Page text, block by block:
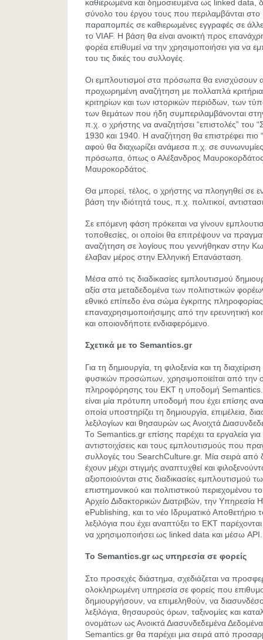
καθιερωμένα και δημοσιευμένα ως linked data,
σύνολο του έργου τους που περιλαμβάνται
παραπομπές σε καθιερωμένες εγγραφές σε
το VIAF. Η βάση θα είναι ανοικτή προς
φορέα επιθυμεί να την χρησιμοποιήσει για να
του τις δικές του συλλογές.
Οι εμπλουτισμοί στα πρόσωπα θα ενισχύσουν
προχωρημένη αναζήτηση με πολλαπλά
κριτηρίων και των ιστορικών περιόδων, των
των θεμάτων που ήδη συμπεριλαμβάνονται
π.χ. ο χρήστης να αναζητήσει “επιστολές” του
1930 και 1940. Η αναζήτηση θα επιστρέφει πιο
αφού θα διαχωρίζει ανάμεσα π.χ. σε
πρόσωπα, όπως ο Αλέξανδρος Μαυροκορδάτος
Μαυροκορδάτος.
Θα μπορεί, τέλος, ο χρήστης να πλοηγηθεί σε
βάση την ιδιότητά τους, π.χ. πολιτικοί,
Σε επόμενη φάση πρόκειται να γίνουν
τοποθεσίες, οι οποίοι θα επιτρέψουν να
αναζήτηση σε λογίους που γεννήθηκαν στην
έλαβαν μέρος στην Ελληνική Επανάσταση.
Μέσα από τις διαδικασίες εμπλουτισμού
αξία στα μεταδεδομένα των πολιτιστικών
εθνικό επίπεδο ένα σώμα έγκριτης πληροφορίας
επαναχρησιμοποιήσιμης από την ερευνητική
και οποιονδήποτε ενδιαφερόμενο.
Σχετικά με το Semantics.gr
Για τη δημιουργία, τη φιλοξενία και τη
φυσικών προσώπων, χρησιμοποιείται από την
πληροφόρησης του ΕΚΤ η υποδομή
είναι μία πρότυπη υποδομή που έχει επίσης
οποία υποστηρίζει τη δημιουργία, επιμέλεια,
λεξιλογίων και θησαυρών ως Ανοιχτά
Το Semantics.gr επίσης παρέχει τα εργαλεία για
αντιστοιχίσεις και τους εμπλουτισμούς που
συλλογές του SearchCulture.gr. Μία σειρά από
έχουν μέχρι στιγμής αναπτυχθεί και
αξιοποιούνται στις διαδικασίες εμπλουτισμού
επιστημονικού και πολιτιστικού
Αρχείο Διδακτορικών Διατριβών, την Υπηρεσία
ePublishing, και το νέο Ιδρυματικό
λεξιλόγια που έχει αναπτύξει το ΕΚΤ
να χρησιμοποιήσει ως linked data και μέσω API.
Το Semantics.gr ως υπηρεσία σε φορείς
Στο προσεχές διάστημα, σχεδιάζεται να
ολοκληρωμένη υπηρεσία σε φορείς που
δημιουργήσουν, να επιμεληθούν, να
λεξιλόγια, θησαυρούς όρων, ταξινομίες και
ονομάτων ως Ανοικτά Διασυνδεδεμένα
Semantics.gr θα παρέχει μια σειρά από